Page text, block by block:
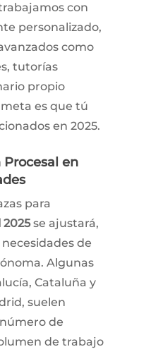
con
personalizado,
como
tutorías
propio
es que tú
en 2025.
Procesal en
para
se ajustará,
de
Algunas
Cataluña y
suelen
de
de trabajo